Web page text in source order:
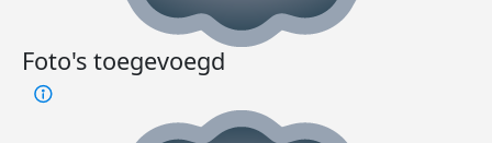
Foto's toegevoegd